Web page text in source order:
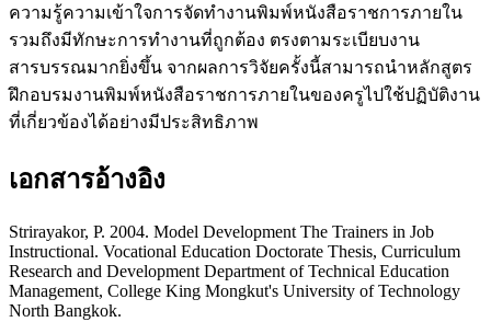
ความรู้ความเข้าใจการจัดทำงานพิมพ์หนังสือราชการภายใน
รวมถึงมีทักษะการทำงานที่ถูกต้อง ตรงตามระเบียบงาน
สารบรรณมากยิ่งขึ้น จากผลการวิจัยครั้งนี้สามารถนำหลักสูตร
ฝึกอบรมงานพิมพ์หนังสือราชการภายในของครูไปใช้ปฏิบัติงาน
ที่เกี่ยวข้องได้อย่างมีประสิทธิภาพ
เอกสารอ้างอิง
Strirayakor, P. 2004. Model Development The Trainers in Job
Instructional. Vocational Education Doctorate Thesis, Curriculum
Research and Development Department of Technical Education
Management, College King Mongkut's University of Technology
North Bangkok.